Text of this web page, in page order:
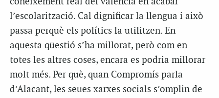
l’escolarització. Cal dignificar la llengua i això
passa perquè els polítics la utilitzen. En
aquesta qüestió s’ha millorat, però com en
totes les altres coses, encara es podria millorar
molt més. Per què, quan Compromís parla
d’Alacant, les seues xarxes socials s’omplin de